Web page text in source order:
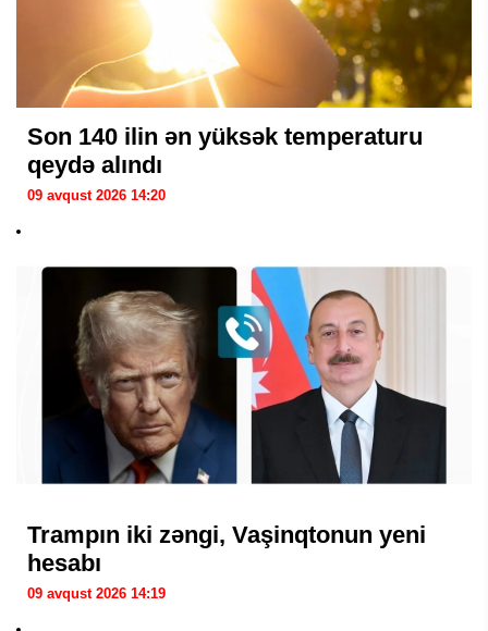
Son 140 ilin ən yüksək temperaturu
qeydə alındı
09 avqust 2026 14:20
Trampın iki zəngi, Vaşinqtonun yeni
hesabı
09 avqust 2026 14:19